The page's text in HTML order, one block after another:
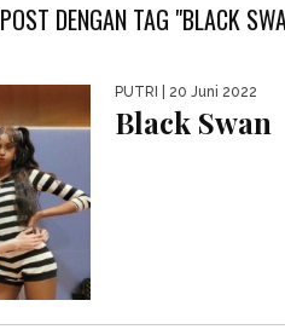
DENGAN TAG "BLACK
PUTRI | 20 Juni 2022
Black Swan